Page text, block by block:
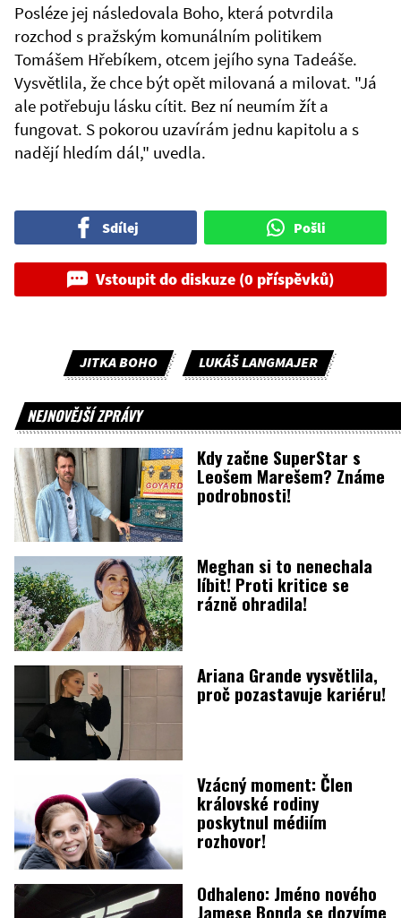
Posléze jej následovala Boho, která potvrdila
rozchod s pražským komunálním politikem
Tomášem Hřebíkem, otcem jejího syna Tadeáše.
Vysvětlila, že chce být opět milovaná a milovat. "Já
ale potřebuju lásku cítit. Bez ní neumím žít a
fungovat. S pokorou uzavírám jednu kapitolu a s
nadějí hledím dál," uvedla.
Sdílej Pošli
Vstoupit do diskuze (0 příspěvků)
JITKA BOHO LUKÁŠ LANGMAJER
NEJNOVĚJŠÍ ZPRÁVY
Kdy začne SuperStar s
Leošem Marešem? Známe
podrobnosti!
Meghan si to nenechala
líbit! Proti kritice se
rázně ohradila!
Ariana Grande vysvětlila,
proč pozastavuje kariéru!
Vzácný moment: Člen
královské rodiny
poskytnul médiím
rozhovor!
Odhaleno: Jméno nového
Jamese Bonda se dozvíme